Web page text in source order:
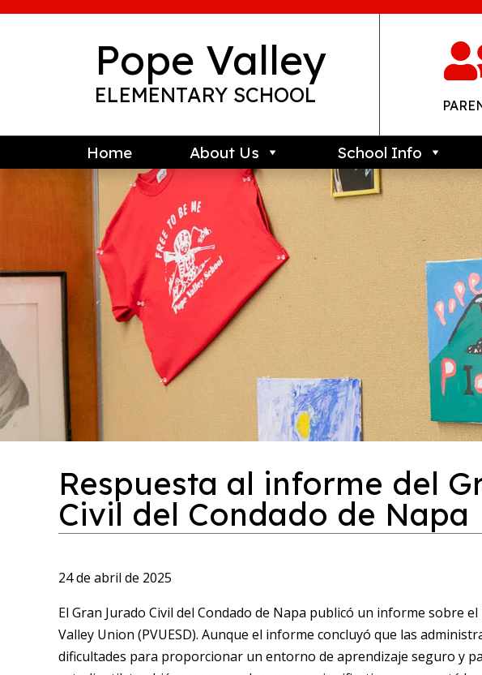
Pope Valley
ELEMENTARY SCHOOL
Home About Us School Info
Respuesta al informe del
Civil del Condado de Napa
24 de abril de 2025
El Gran Jurado Civil del Condado de Napa publicó un informe sobre
Valley Union (PVUESD). Aunque el informe concluyó que las
dificultades para proporcionar un entorno de aprendizaje seguro y